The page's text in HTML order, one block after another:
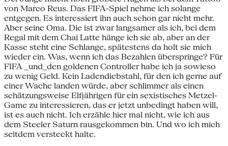
von Marco Reus. Das FIFA-Spiel nehme ich solange
entgegen. Es interessiert ihn auch schon gar nicht mehr.
Aber seine Oma. Die ist zwar langsamer als ich, bei dem
Regal mit dem Chai Latte hänge ich sie ab, aber an der
Kasse steht eine Schlange, spätestens da holt sie mich
wieder ein. Was, wenn ich das Bezahlen überspringe? Für
FIFA _und_den goldenen Controller habe ich ja sowieso
zu wenig Geld. Kein Ladendiebstahl, für den ich gerne auf
einer Wache landen würde, aber schlimmer als einen
schätzungsweise Elfjährigen für ein sexistisches Metzel-
Game zu interessieren, das er jetzt unbedingt haben will,
ist es auch nicht. Ich erzähle hier mal nicht, wie ich aus
dem Steeler Saturn rausgekommen bin. Und wo ich mich
seitdem versteckt halte.